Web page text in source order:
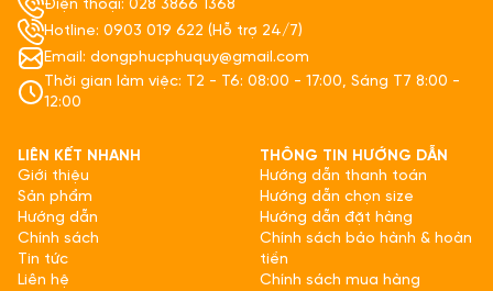
Điện thoại: 028 3866 1368
Hotline: 0903 019 622 (Hỗ trợ 24/7)
Email: dongphucphuquy@gmail.com
Thời gian làm việc: T2 - T6: 08:00 - 17:00, Sáng T7 8:00 -
12:00
LIÊN KẾT NHANH
Giới thiệu
Sản phẩm
Hướng dẫn
Chính sách
Tin tức
Liên hệ
THÔNG TIN HƯỚNG DẪN
Hướng dẫn thanh toán
Hướng dẫn chọn size
Hướng dẫn đặt hàng
Chính sách bảo hành & hoàn
tiền
Chính sách mua hàng